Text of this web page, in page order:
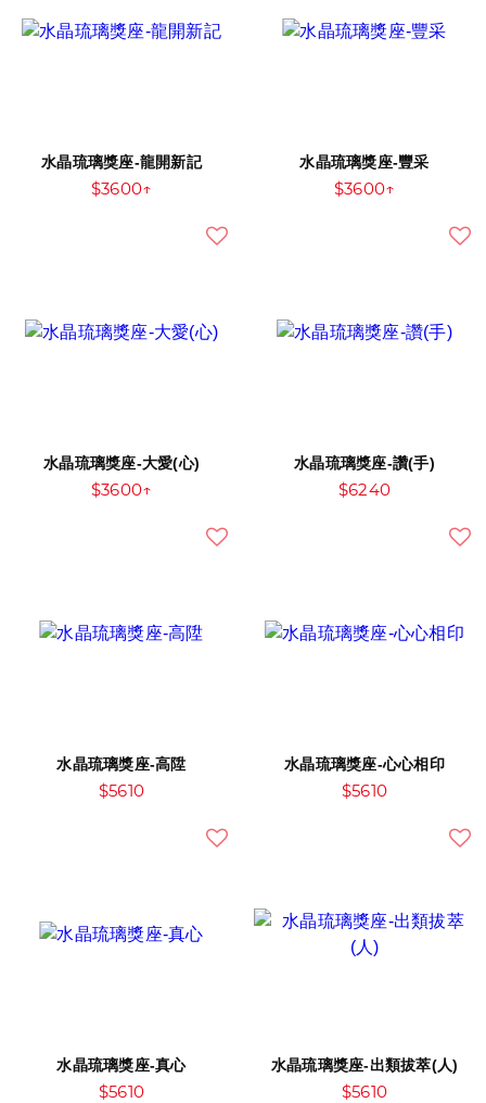
水晶琉璃獎座-龍開新記
$3600↑
水晶琉璃獎座-豐采
$3600↑
水晶琉璃獎座-大愛(心)
$3600↑
水晶琉璃獎座-讚(手)
$6240
水晶琉璃獎座-高陞
$5610
水晶琉璃獎座-心心相印
$5610
水晶琉璃獎座-真心
$5610
水晶琉璃獎座-出類拔萃(人)
$5610